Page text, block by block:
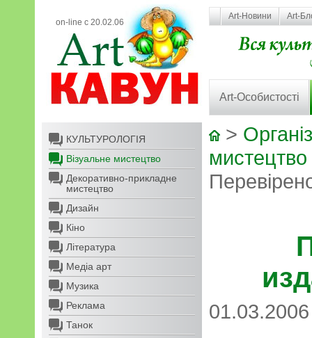
on-line с 20.02.06
Art-Новини Art-
Art-Особистості
КУЛЬТУРОЛОГІЯ
Візуальне мистецтво
Декоративно-прикладне
мистецтво
Дизайн
Кіно
Література
Медіа арт
Музика
Реклама
Танок
>
мистецтво
01.03.2006